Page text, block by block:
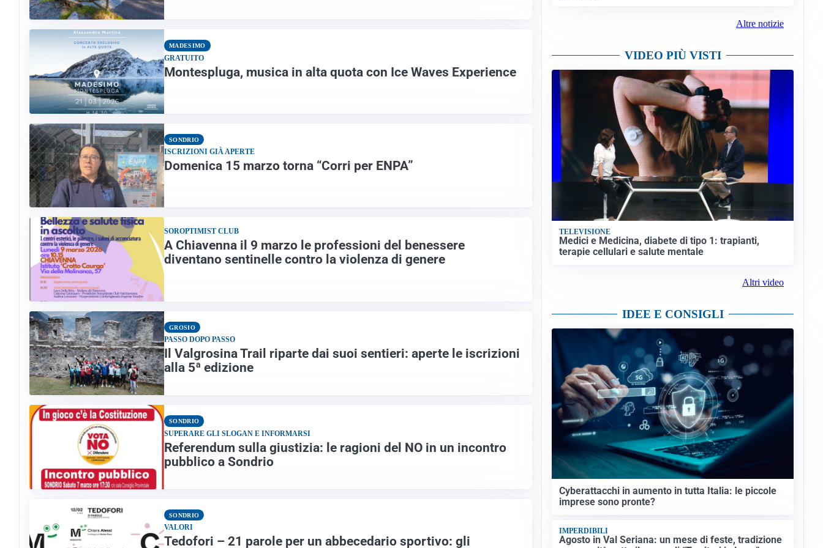
MADESIMO
GRATUITO
Montespluga, musica in alta quota con Ice Waves Experience
SONDRIO
ISCRIZIONI GIÀ APERTE
Domenica 15 marzo torna “Corri per ENPA”
SOROPTIMIST CLUB
A Chiavenna il 9 marzo le professioni del benessere
diventano sentinelle contro la violenza di genere
GROSIO
PASSO DOPO PASSO
Il Valgrosina Trail riparte dai suoi sentieri: aperte le iscrizioni
alla 5ª edizione
SONDRIO
SUPERARE GLI SLOGAN E INFORMARSI
Referendum sulla giustizia: le ragioni del NO in un incontro
pubblico a Sondrio
SONDRIO
VALORI
Tedofori – 21 parole per un abbecedario sportivo: gli
Altre notizie
VIDEO PIÙ VISTI
TELEVISIONE
Medici e Medicina, diabete di tipo 1: trapianti,
terapie cellulari e salute mentale
Altri video
IDEE E CONSIGLI
Cyberattacchi in aumento in tutta Italia: le piccole
imprese sono pronte?
IMPERDIBILI
Agosto in Val Seriana: un mese di feste, tradizione